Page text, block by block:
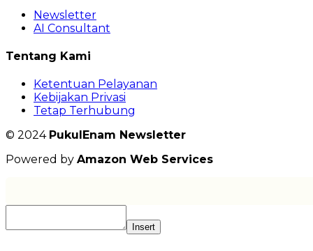
Newsletter
AI Consultant
Tentang Kami
Ketentuan Pelayanan
Kebijakan Privasi
Tetap Terhubung
© 2024 PukulEnam Newsletter
Powered by Amazon Web Services
Insert